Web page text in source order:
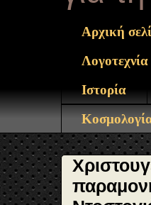
Αρχική
Λογοτεχνία
Ιστορία